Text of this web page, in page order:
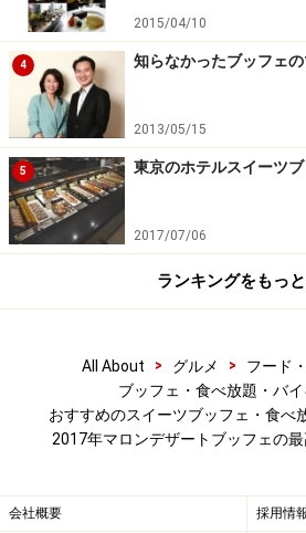
使ったスイーツが並べられていま
同じようなスイーツは一切ありま
ているので、撮影したくなります。
チョコレートフォンデュ
ザ・テラス チョコレートフォンデュ
ナ、キウイ、ナシ、パイナッ
チョコレートフォンデュのコーナ
ではなく、シュークリーム、プチ
色々と試してみましょう。
2015/04/10
4 知らなかったブッフェ
2013/05/15
5 東京のホテルスイーツ
2017/07/06
ランキングをもっ
All About > グルメ > フード
ブッフェ・食べ放題・バ
おすすめのスイーツブッフェ・食べ
2017年マロンデザートブッフェの最
会社概要 採用情